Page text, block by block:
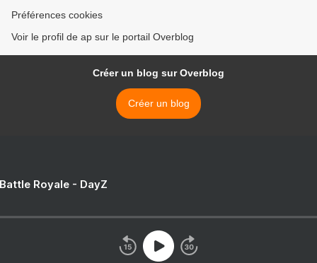
Préférences cookies
Voir le profil de ap sur le portail Overblog
Créer un blog sur Overblog
Créer un blog
Royale - DayZ